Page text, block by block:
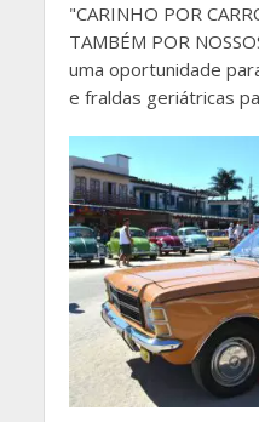
"CARINHO POR
TAMBÉM POR
uma oportunidade
e fraldas geriátricas